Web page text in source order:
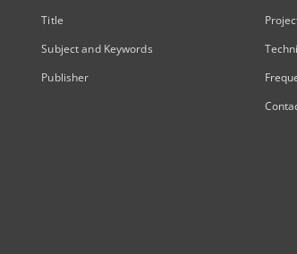
Title
Subject and Keywords
Publisher